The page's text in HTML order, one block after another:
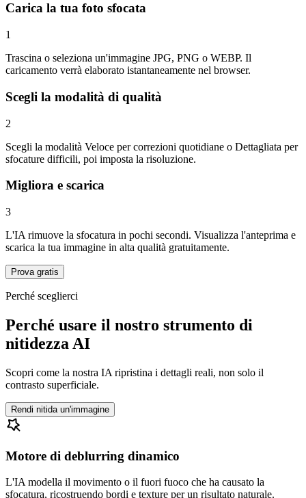
Carica la tua foto sfocata
1
Trascina o seleziona un'immagine JPG, PNG o WEBP. Il
caricamento verrà elaborato istantaneamente nel browser.
Scegli la modalità di qualità
2
Scegli la modalità Veloce per correzioni quotidiane o Dettagliata per
sfocature difficili, poi imposta la risoluzione.
Migliora e scarica
3
L'IA rimuove la sfocatura in pochi secondi. Visualizza l'anteprima e
scarica la tua immagine in alta qualità gratuitamente.
Prova gratis
Perché sceglierci
Perché usare il nostro strumento di
nitidezza AI
Scopri come la nostra IA ripristina i dettagli reali, non solo il
contrasto superficiale.
Rendi nitida un'immagine
Motore di deblurring dinamico
L'IA modella il movimento o il fuori fuoco che ha causato la
sfocatura, ricostruendo bordi e texture per un risultato naturale.